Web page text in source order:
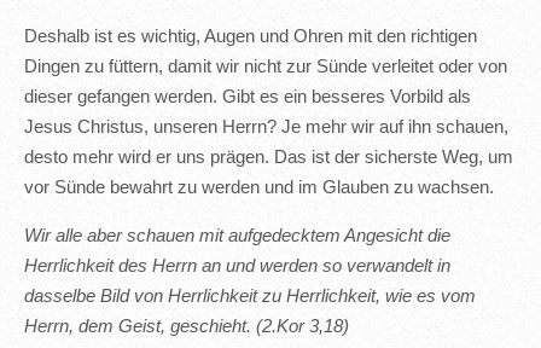
Deshalb ist es wichtig, Augen und Ohren mit den richtigen
Dingen zu füttern, damit wir nicht zur Sünde verleitet oder von
dieser gefangen werden. Gibt es ein besseres Vorbild als
Jesus Christus, unseren Herrn? Je mehr wir auf ihn schauen,
desto mehr wird er uns prägen. Das ist der sicherste Weg, um
vor Sünde bewahrt zu werden und im Glauben zu wachsen.
Wir alle aber schauen mit aufgedecktem Angesicht die
Herrlichkeit des Herrn an und werden so verwandelt in
dasselbe Bild von Herrlichkeit zu Herrlichkeit, wie es vom
Herrn, dem Geist, geschieht. (2.Kor 3,18)